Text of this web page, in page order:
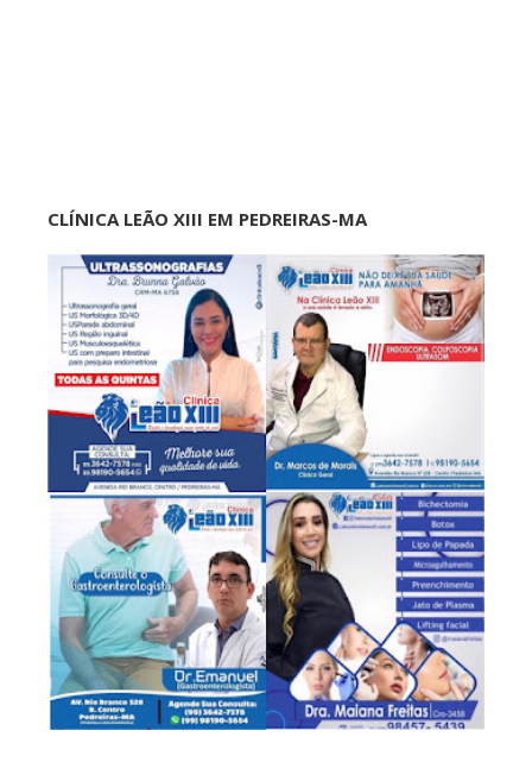
CLÍNICA LEÃO XIII EM PEDREIRAS-MA